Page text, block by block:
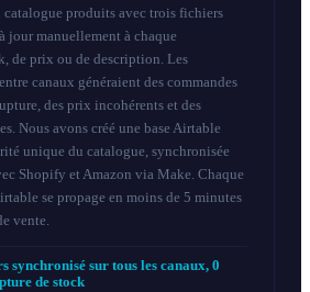
catalogue produits avec trois fichiers
jour manuellement à chaque
de prix ou de description. Les
canaux généraient des commandes
des prix incohérents et des
Nous avons créé une base Airtable
unique du catalogue, synchronisée
Shopify et Amazon via Make. Chaque
se propage en moins de 5 minutes
vente.
synchronisé sur tous les canaux, 0
de stock